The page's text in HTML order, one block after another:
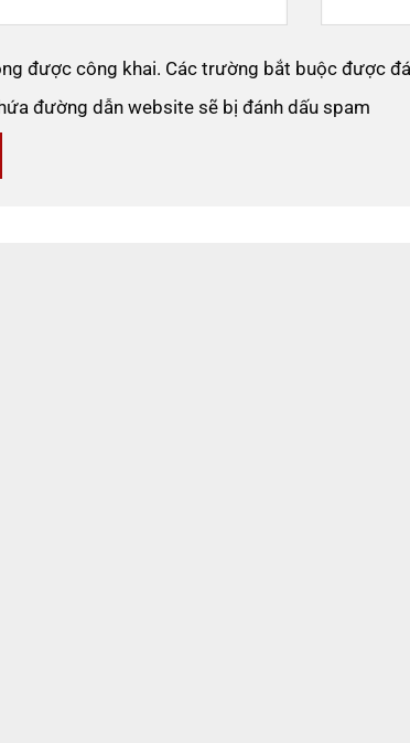
được công khai. Các trường bắt buộc được
đường dẫn website sẽ bị đánh dấu spam